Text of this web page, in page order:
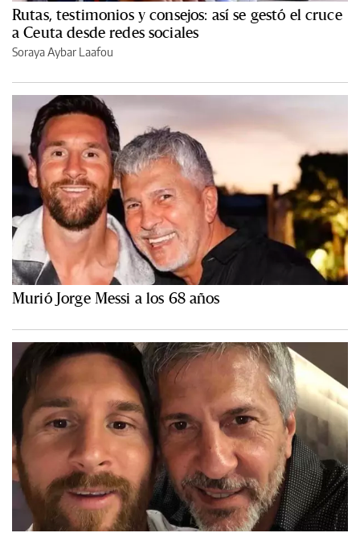
Rutas, testimonios y consejos: así se gestó el cruce
a Ceuta desde redes sociales
Soraya Aybar Laafou
Murió Jorge Messi a los 68 años